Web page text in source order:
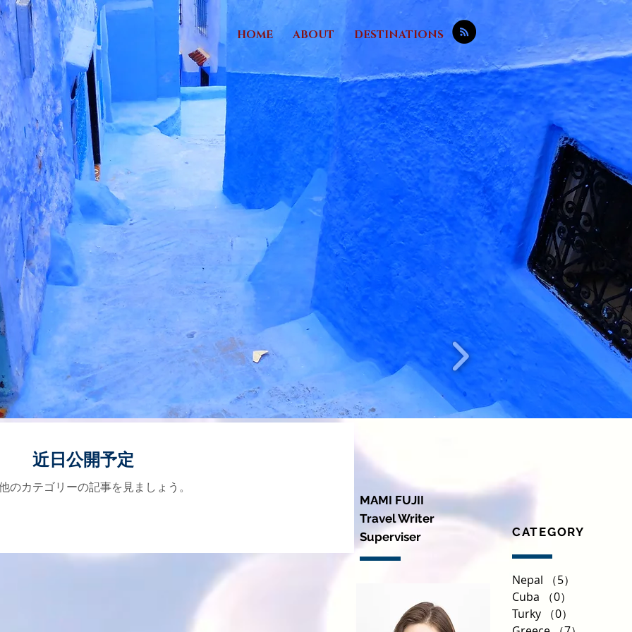
BUYTHETICKET
Travel Blog by Mami F.
HOME ABOUT DESTINATIONS
TAKETHERIDE
近日公開予定
のカテゴリーの記事を見ましょう。
MAMI FUJII
​Travel Writer
Superviser
CATEGORY
Nepal （5）
Cuba
（0）
Turky
（0）